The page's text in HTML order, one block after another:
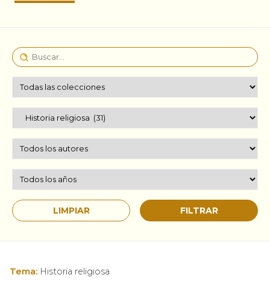
Tema: Historia religiosa